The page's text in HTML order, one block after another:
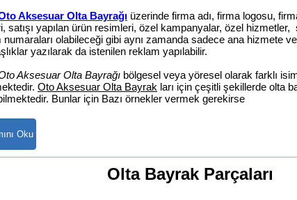
Aksesuar Olta Bayrağı üzerinde firma adı, firma logosu,
satışı yapılan ürün resimleri, özel kampanyalar, özel
numaraları olabileceği gibi aynı zamanda sadece ana hizmete
yazılarak da istenilen reklam yapılabilir.
Aksesuar Olta Bayrağı bölgesel veya yöresel olarak farklı
Oto Aksesuar Olta Bayrak ları için çeşitli şekillerde olta
Bunlar için Bazı örnekler vermek gerekirse
Olta Bayrak Parçaları